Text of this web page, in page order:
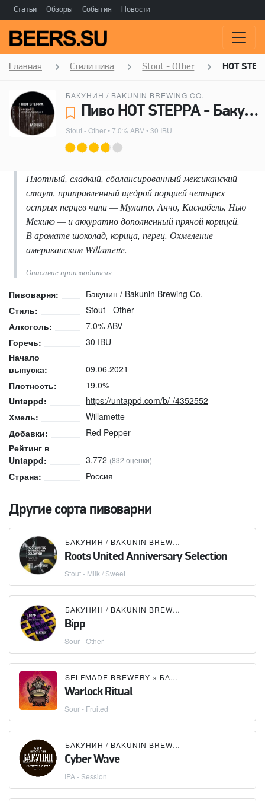
Статьи Обзоры События Новости
Главная Стили пива Stout - Other HOT
БАКУНИН / BAKUNIN BREWING CO.
Пиво HOT STEPPA - Бакунин / Bakunin Brewing Co.
Stout - Other• 7.0% ABV • 30 IBU
Плотный, сладкий, сбалансированный мексиканский
стаут, приправленный щедрой порцией четырех
острых перцев чили — Мулато, Анчо, Каскабель, Нью
Мехико — и аккуратно дополненный пряной корицей.
В аромате шоколад, корица, перец. Охмеление
американским Willamette.
Описание производителя
Пивоварня:
Бакунин / Bakunin Brewing Co.
Стиль:
Stout - Other
Алкоголь:
7.0% ABV
Горечь:
30 IBU
Начало
выпуска:
09.06.2021
Плотность:
19.0%
Untappd:
https://untappd.com/b/-/4352552
Хмель:
Willamette
Добавки:
Red Pepper
Рейтинг в
Untappd:
3.772 (832 оценки)
Страна: Россия
Другие сорта пивоварни
БАКУНИН / BAKUNIN BREWING CO.
Roots United Anniversary Selection
Stout - Milk / Sweet
БАКУНИН / BAKUNIN BREWING CO.
Bipp
Sour - Other
SELFMADE BREWERY × БАКУНИН / BAKUNIN BREWING CO.
Warlock Ritual
Sour - Fruited
БАКУНИН / BAKUNIN BREWING CO.
Cyber Wave
IPA - Session